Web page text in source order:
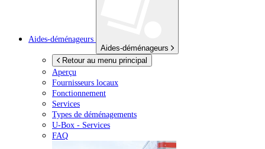
Aides-déménageurs
Aides-déménageurs
Retour au menu principal
Aperçu
Fournisseurs locaux
Fonctionnement
Services
Types de déménagements
U-Box - Services
FAQ